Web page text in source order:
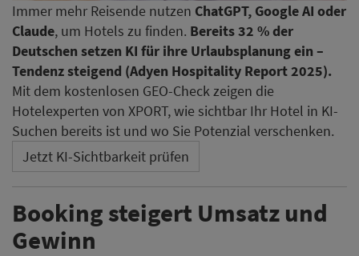
Immer mehr Reisende nutzen ChatGPT, Google AI oder
Claude, um Hotels zu finden. Bereits 32 % der
Deutschen setzen KI für ihre Urlaubsplanung ein –
Tendenz steigend (Adyen Hospitality Report 2025).
Mit dem kostenlosen GEO-Check zeigen die
Hotelexperten von XPORT, wie sichtbar Ihr Hotel in KI-
Suchen bereits ist und wo Sie Potenzial verschenken.
Jetzt KI-Sichtbarkeit prüfen
Booking steigert Umsatz und
Gewinn